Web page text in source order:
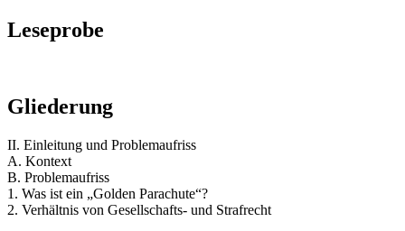
Leseprobe
Gliederung
II. Einleitung und Problemaufriss
A. Kontext
B. Problemaufriss
1. Was ist ein „Golden Parachute“?
2. Verhältnis von Gesellschafts- und Strafrecht